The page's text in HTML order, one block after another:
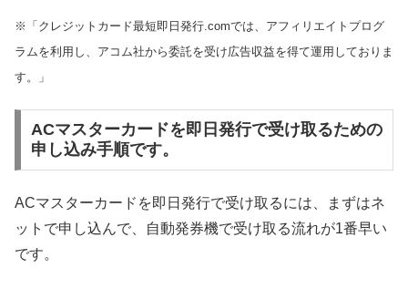
※「クレジットカード最短即日発行.comでは、アフィリエイトプログ
ラムを利用し、アコム社から委託を受け広告収益を得て運用しておりま
す。」
ACマスターカードを即日発行で受け取るための
申し込み手順です。
ACマスターカードを即日発行で受け取るには、まずはネ
ットで申し込んで、自動発券機で受け取る流れが1番早い
です。